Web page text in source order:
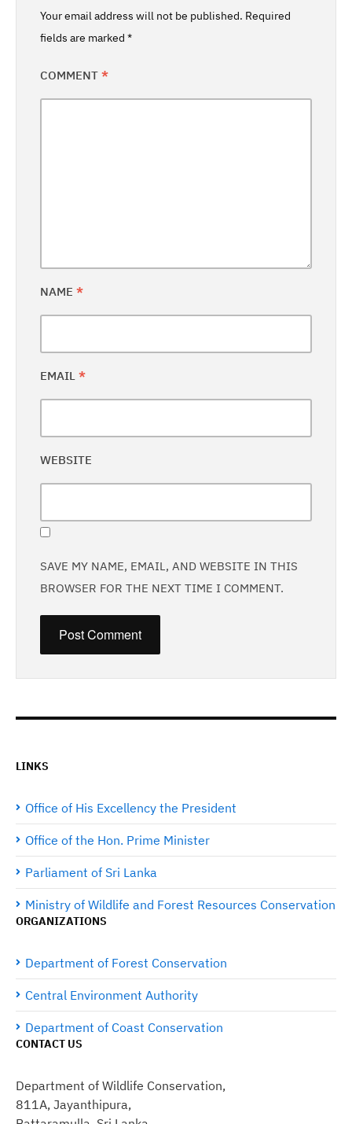
Your email address will not be published. Required
fields are marked *
COMMENT *
NAME *
EMAIL *
WEBSITE
SAVE MY NAME, EMAIL, AND WEBSITE IN THIS
BROWSER FOR THE NEXT TIME I COMMENT.
LINKS
Office of His Excellency the President
Office of the Hon. Prime Minister
Parliament of Sri Lanka
Ministry of Wildlife and Forest Resources Conservation
ORGANIZATIONS
Department of Forest Conservation
Central Environment Authority
Department of Coast Conservation
CONTACT US
Department of Wildlife Conservation,
811A, Jayanthipura,